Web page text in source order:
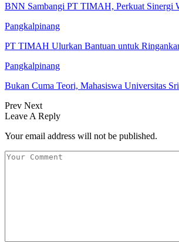
BNN Sambangi PT TIMAH, Perkuat Sinergi
Pangkalpinang
PT TIMAH Ulurkan Bantuan untuk
Pangkalpinang
Bukan Cuma Teori, Mahasiswa Universitas
Prev Next
Leave A Reply
Your email address will not be published.